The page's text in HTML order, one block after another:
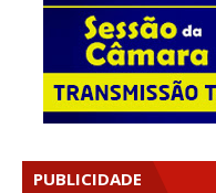
PUBLICIDADE